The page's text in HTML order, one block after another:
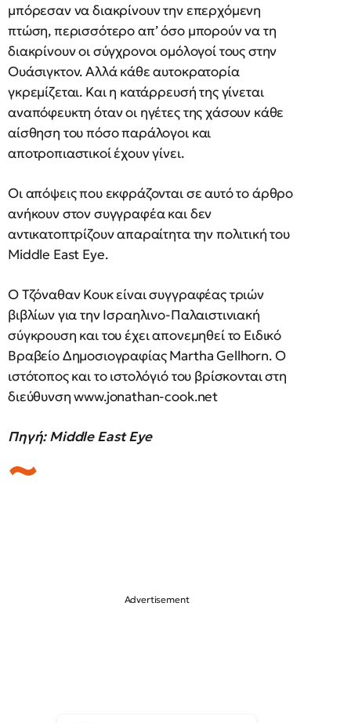
μπόρεσαν να διακρίνουν την επερχόμενη
πτώση, περισσότερο απ’ όσο μπορούν να τη
διακρίνουν οι σύγχρονοι ομόλογοί τους στην
Ουάσιγκτον. Αλλά κάθε αυτοκρατορία
γκρεμίζεται. Και η κατάρρευσή της γίνεται
αναπόφευκτη όταν οι ηγέτες της χάσουν κάθε
αίσθηση του πόσο παράλογοι και
αποτροπιαστικοί έχουν γίνει.
Οι απόψεις που εκφράζονται σε αυτό το άρθρο
ανήκουν στον συγγραφέα και δεν
αντικατοπτρίζουν απαραίτητα την πολιτική του
Middle East Eye.
Ο Τζόναθαν Κουκ είναι συγγραφέας τριών
βιβλίων για την Ισραηλινο-Παλαιστινιακή
σύγκρουση και του έχει απονεμηθεί το Ειδικό
Βραβείο Δημοσιογραφίας Martha Gellhorn. Ο
ιστότοπος και το ιστολόγιό του βρίσκονται στη
διεύθυνση www.jonathan-cook.net
Πηγή: Middle East Eye